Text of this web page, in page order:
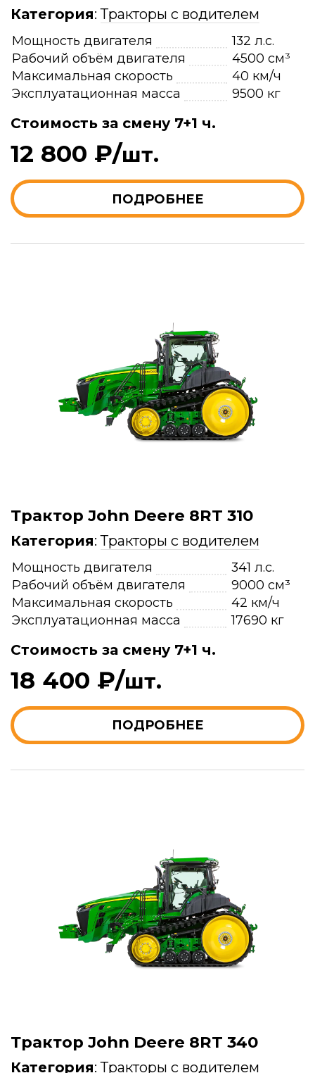
Категория:Тракторы с водителем
Мощность двигателя
132 л.с.
Рабочий объём двигателя
4500 см³
Максимальная скорость
40 км/ч
Эксплуатационная масса
9500 кг
Стоимость за смену 7+1 ч.
12 800 ₽/шт.
ПОДРОБНЕЕ
Трактор John Deere 8RT 310
Категория:Тракторы с водителем
Мощность двигателя
341 л.с.
Рабочий объём двигателя
9000 см³
Максимальная скорость
42 км/ч
Эксплуатационная масса
17690 кг
Стоимость за смену 7+1 ч.
18 400 ₽/шт.
ПОДРОБНЕЕ
Трактор John Deere 8RT 340
Категория:Тракторы с водителем